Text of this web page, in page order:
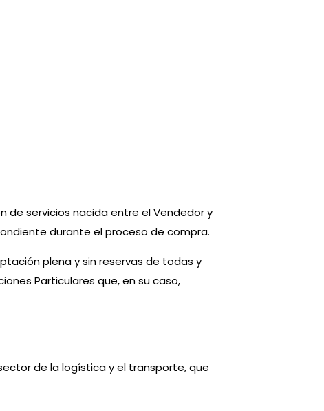
servicios nacida entre el Vendedor y
durante el proceso de compra.
plena y sin reservas de todas y
Particulares que, en su caso,
de la logística y el transporte, que